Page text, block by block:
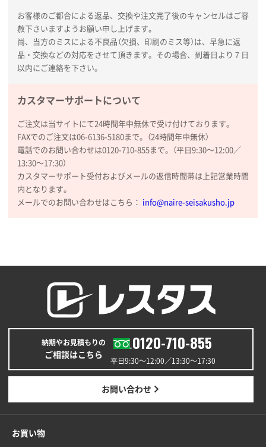
お客様のご都合による返品、交換や注文完了後のキャンセルはご容
赦下さいますようお願い申し上げます。
尚、当方のミスによる不良品（欠損、印刷のミス等）は、早急に返
品・交換などの対応をさせて頂きます。その場合、到着日より７日
以内にご連絡を下さい。
カスタマーサポートについて
ご注文は当サイトにて24時間年中無休で受け付けております。
FAXでのご注文は06-6136-5180まで。（24時間年中無休）
電話でのお問い合わせは0120-710-855まで。（平日9:30〜12:00／
13:30〜17:30）
カスタマーサポート受付およびメールの返信時間帯は上記営業時間
内となります。
メールでのお問い合わせはこちら： info@naire-seisakusho.jp
納期やお見積もりの
ご相談はこちら
0120-710-855
平日9:30〜12:00／13:30〜17:30
お問い合わせ
お買い物